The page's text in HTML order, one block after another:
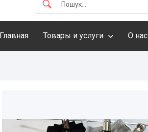
Главная Товары и услуги О нас